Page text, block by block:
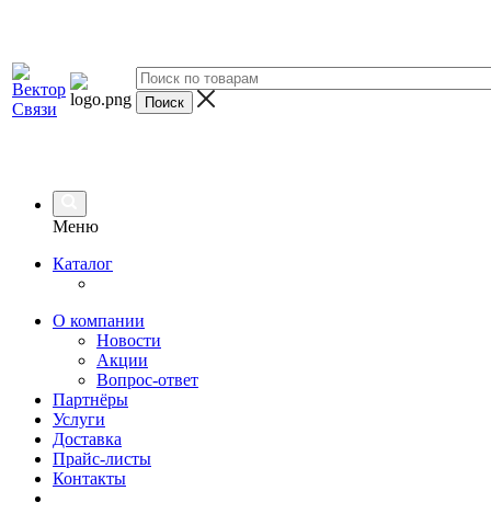
Меню
Каталог
О компании
Новости
Акции
Вопрос-ответ
Партнёры
Услуги
Доставка
Прайс-листы
Контакты